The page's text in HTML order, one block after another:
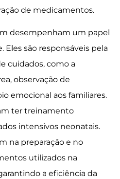
de medicamentos.
desempenham um papel
Eles são responsáveis pela
cuidados, como a
observação de
emocional aos familiares.
ter treinamento
intensivos neonatais.
na preparação e no
utilizados na
a eficiência da